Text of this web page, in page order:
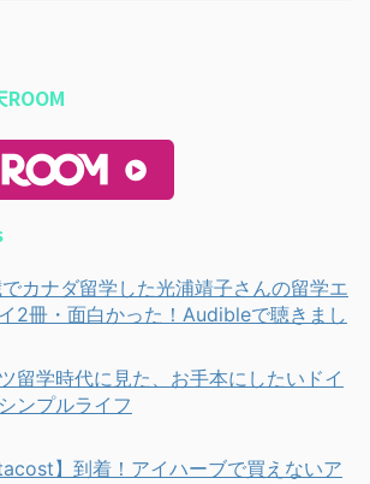
カナダ留学した光浦靖子さんの留学エ
2冊・面白かった！Audibleで聴きまし
留学時代に見た、お手本にしたいドイ
ンプルライフ
】到着！アイハーブで買えないア